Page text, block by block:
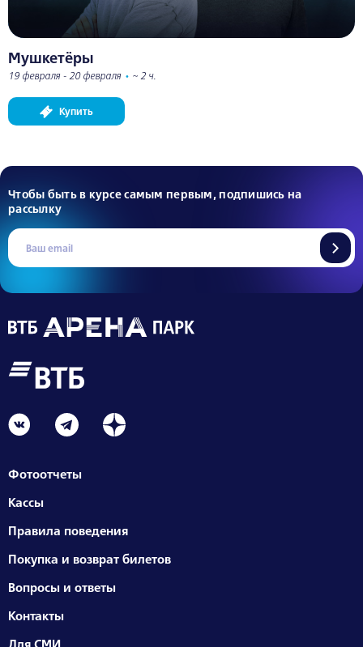
Мушкетёры
19 февраля - 20 февраля • ~ 2 ч.
Купить
Чтобы быть в курсе самым первым, подпишись на
рассылку
Фотоотчеты
Кассы
Правила поведения
Покупка и возврат билетов
Вопросы и ответы
Контакты
Для СМИ